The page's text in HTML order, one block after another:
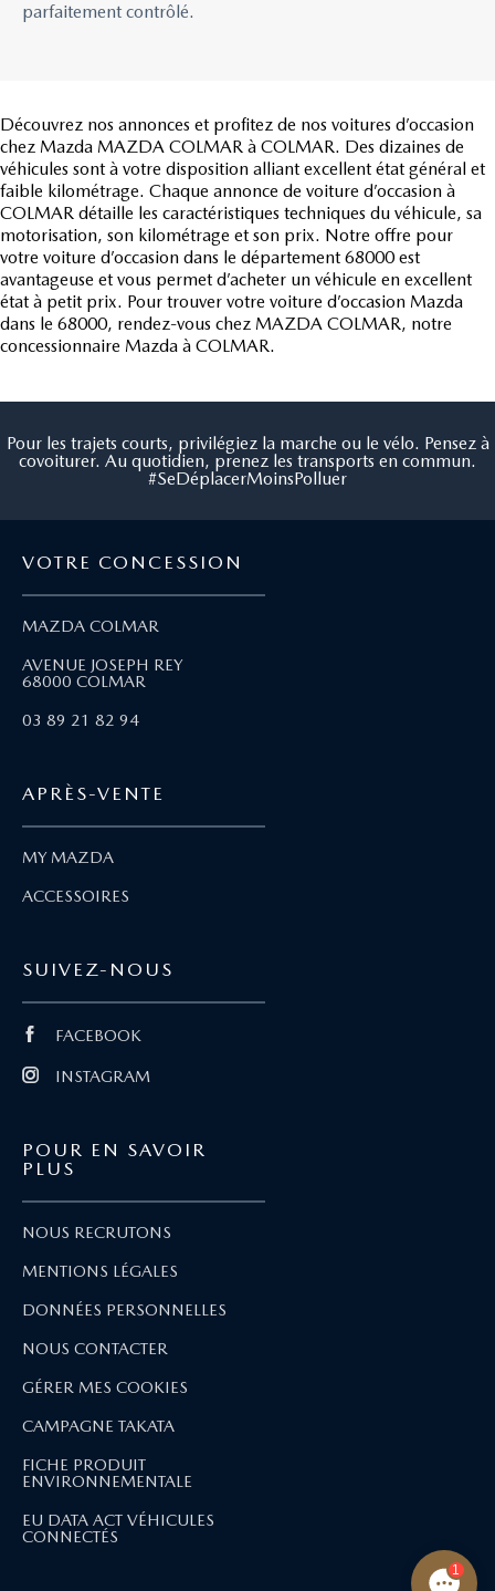
parfaitement contrôlé.
Découvrez nos annonces et profitez de nos voitures d’occasion
chez Mazda MAZDA COLMAR à COLMAR. Des dizaines de
véhicules sont à votre disposition alliant excellent état général et
faible kilométrage. Chaque annonce de voiture d’occasion à
COLMAR détaille les caractéristiques techniques du véhicule, sa
motorisation, son kilométrage et son prix. Notre offre pour
votre voiture d’occasion dans le département 68000 est
avantageuse et vous permet d’acheter un véhicule en excellent
état à petit prix. Pour trouver votre voiture d’occasion Mazda
dans le 68000, rendez-vous chez MAZDA COLMAR, notre
concessionnaire Mazda à COLMAR.
Pour les trajets courts, privilégiez la marche ou le vélo. Pensez à
covoiturer. Au quotidien, prenez les transports en commun.
#SeDéplacerMoinsPolluer
VOTRE CONCESSION
MAZDA COLMAR
AVENUE JOSEPH REY
68000 COLMAR
03 89 21 82 94
APRÈS-VENTE
MY MAZDA
ACCESSOIRES
SUIVEZ-NOUS
FACEBOOK
INSTAGRAM
POUR EN SAVOIR
PLUS
NOUS RECRUTONS
MENTIONS LÉGALES
DONNÉES PERSONNELLES
NOUS CONTACTER
GÉRER MES COOKIES
CAMPAGNE TAKATA
FICHE PRODUIT
ENVIRONNEMENTALE
EU DATA ACT VÉHICULES
CONNECTÉS
1